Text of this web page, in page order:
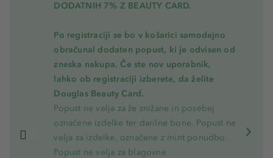
DODATNIH 7% Z BEAUTY CARD.
Po registraciji se bo v košarici samodejno
obračunal dodaten popust, ki je odvisen od
zneska nakupa. Če ste nov uporabnik,
lahko ob registraciji izberete, da želite
Douglas Beauty Card.
Popust ne velja za že znižane in posebej
označene izdelke ter darilne bone. Popust ne
velja za izdelke, označene z mint ponudbo.
Popust ne velja za blagovne